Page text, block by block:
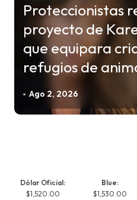
Proteccionistas
proyecto de
que equipara
refugios de
Ago 2, 2026
Dólar Oficial:
$1,520.00
Blue:
$1,530.00